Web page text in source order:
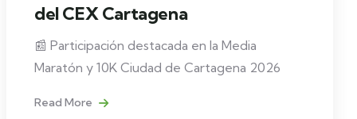
del CEX Cartagena
📰 Participación destacada en la Media
Maratón y 10K Ciudad de Cartagena 2026
Read More